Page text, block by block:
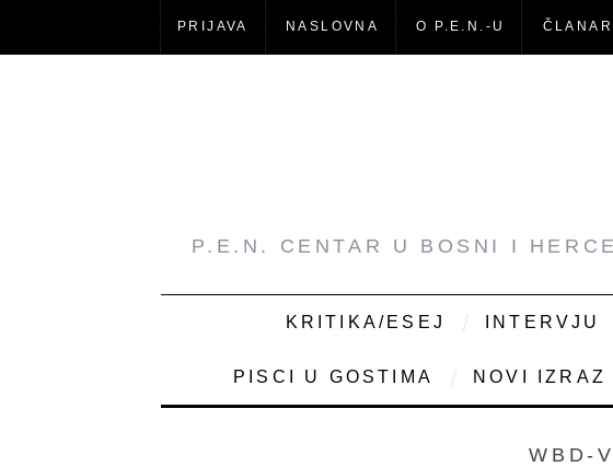
PRIJAVA NASLOVNA O P.E.N.-U
P.E.N. CENTAR U BOSNI I
KRITIKA/ESEJ INTERVJU
PISCI U GOSTIMA NOVI IZRAZ
WBD-